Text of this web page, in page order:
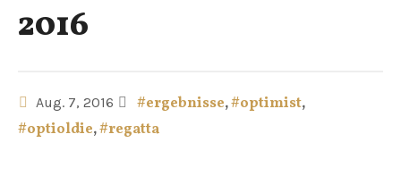
2016
Aug. 7, 2016 #ergebnisse,#optimist,
#optioldie,#regatta